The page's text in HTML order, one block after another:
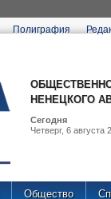
Полиграфия
НЕНЕЦКОГО
Сегодня
Четверг, 6 августа
Общество